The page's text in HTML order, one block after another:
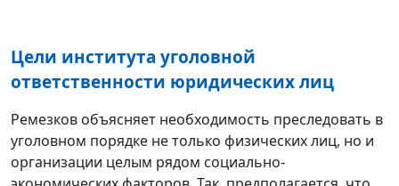
Цели института уголовной
ответственности юридических лиц
Ремезков объясняет необходимость преследовать в
уголовном порядке не только физических лиц, но и
организации целым рядом социально-